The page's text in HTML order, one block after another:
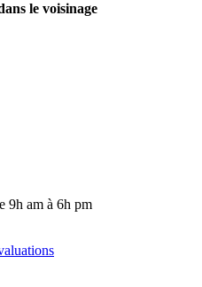
le voisinage
9h am à 6h pm